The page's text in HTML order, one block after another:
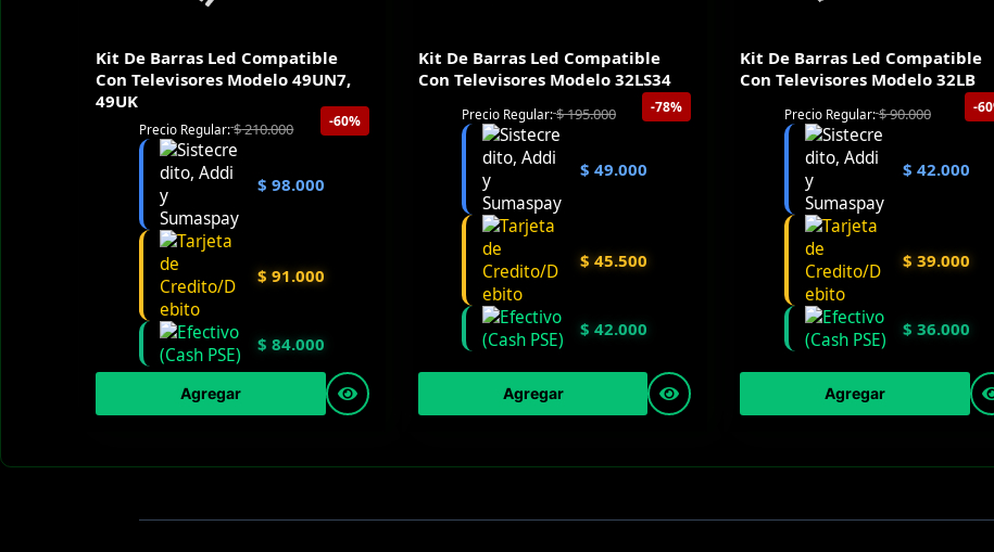
Kit De Barras Led Compatible
Con Televisores Modelo 49UN7,
49UK
-60%
Precio Regular:$210.000
$ 98.000
$ 91.000
$ 84.000
Agregar
Kit De Barras Led Compatible
Con Televisores Modelo 32LS34
-78%
Precio Regular:$195.000
$ 49.000
$ 45.500
$ 42.000
Agregar
Kit De Barras Led Compatible
Con Televisores Modelo 32LB
-
Precio Regular:$90.000
$ 42.000
$ 39.000
$ 36.000
Agregar